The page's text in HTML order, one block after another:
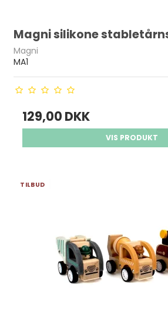
Magni silikone
Magni
MA1
129,00 DKK
VIS PRODUKT
TILBUD